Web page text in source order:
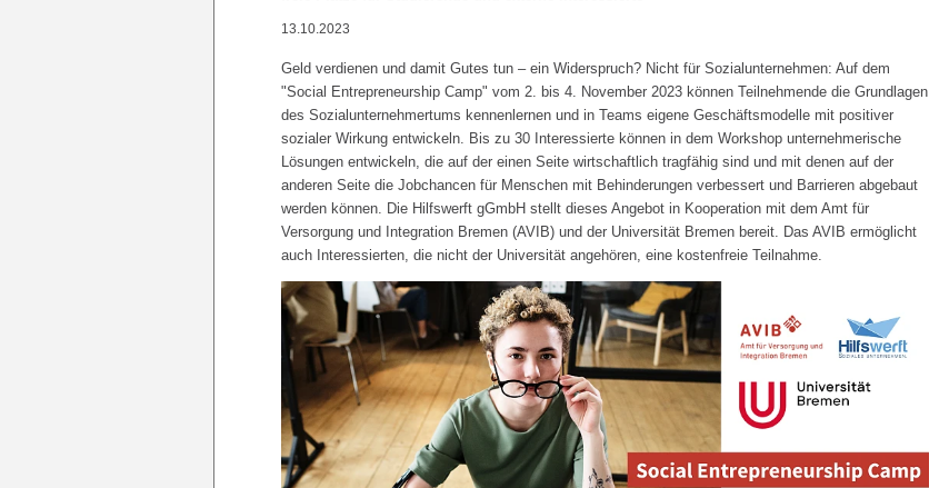
13.10.2023
Geld verdienen und damit Gutes tun – ein Widerspruch? Nicht für Sozialunternehmen: Auf dem
"Social Entrepreneurship Camp" vom 2. bis 4. November 2023 können Teilnehmende die Grundlagen
des Sozialunternehmertums kennenlernen und in Teams eigene Geschäftsmodelle mit positiver
sozialer Wirkung entwickeln. Bis zu 30 Interessierte können in dem Workshop unternehmerische
Lösungen entwickeln, die auf der einen Seite wirtschaftlich tragfähig sind und mit denen auf der
anderen Seite die Jobchancen für Menschen mit Behinderungen verbessert und Barrieren abgebaut
werden können. Die Hilfswerft gGmbH stellt dieses Angebot in Kooperation mit dem Amt für
Versorgung und Integration Bremen (AVIB) und der Universität Bremen bereit. Das AVIB ermöglicht
auch Interessierten, die nicht der Universität angehören, eine kostenfreie Teilnahme.